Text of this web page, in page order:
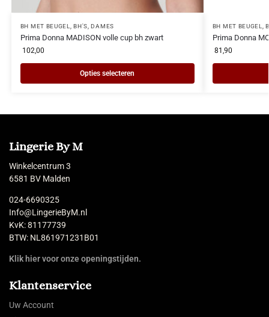
BH MET BEUGEL ,BH'S ,DAMES
Prima Donna MADISON volle cup bh zwart
102,00
Opties selecteren
BH MET BEUGEL ,
Prima Donna
81,90
Lingerie By M
Winkelcentrum 3
6581 BV Malden
024-6690325
Info@LingerieByM.nl
KvK: 81177739
BTW: NL861971231B01
Klik hier voor onze openingstijden.
Klantenservice
Uw Account